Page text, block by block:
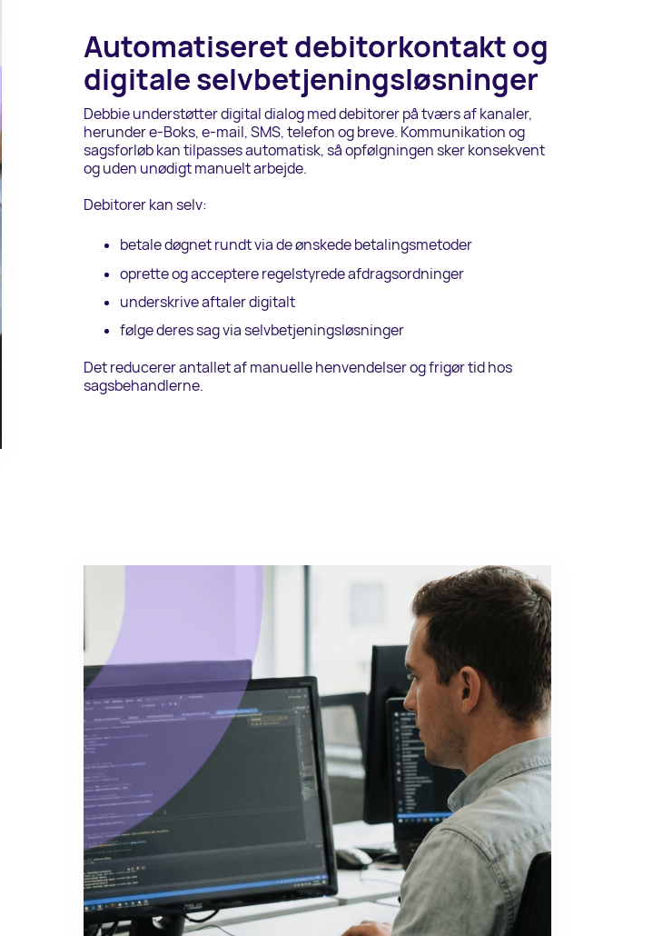
Automatiseret debitorkontakt og
digitale selvbetjeningsløsninger
Debbie understøtter digital dialog med debitorer på tværs af kanaler,
herunder e-Boks, e-mail, SMS, telefon og breve. Kommunikation og
sagsforløb kan tilpasses automatisk, så opfølgningen sker konsekvent
og uden unødigt manuelt arbejde.
Debitorer kan selv:
betale døgnet rundt via de ønskede betalingsmetoder
oprette og acceptere regelstyrede afdragsordninger
underskrive aftaler digitalt
følge deres sag via selvbetjeningsløsninger
Det reducerer antallet af manuelle henvendelser og frigør tid hos
sagsbehandlerne.